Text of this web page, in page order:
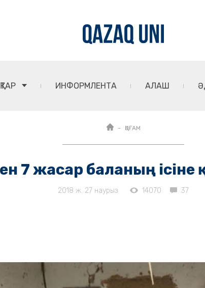
ИНФОРМЛЕНТА АЛАШ
ҚОҒАМ
7 жасар баланың
2018 ж. 27 наурыз 14070 37